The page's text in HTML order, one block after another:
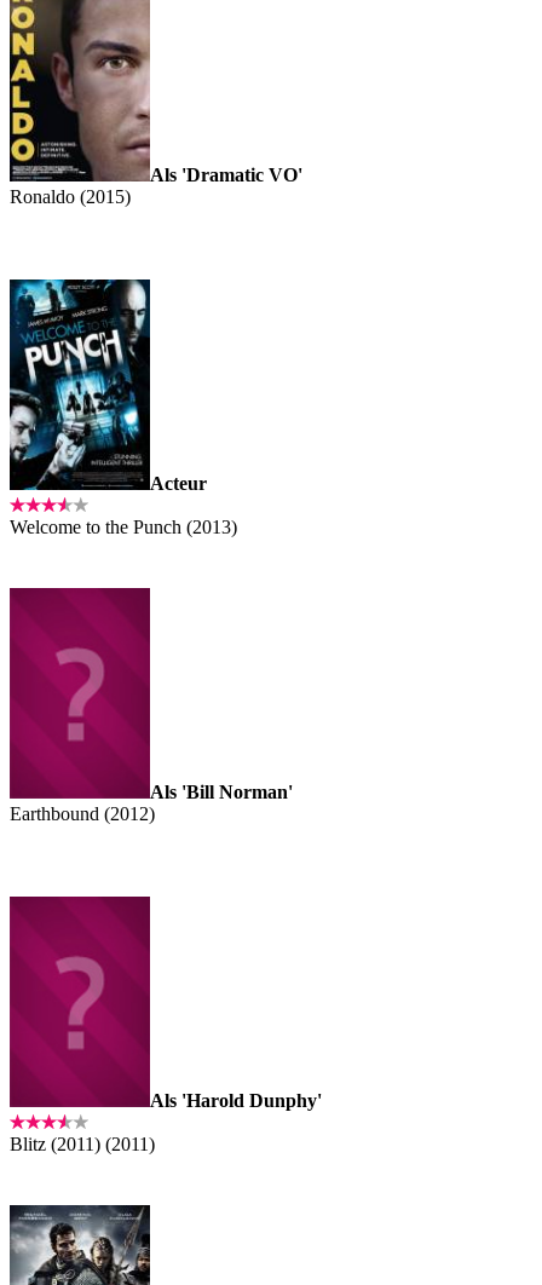
Als 'Dramatic VO'
Ronaldo (2015)
Acteur
Welcome to the Punch (2013)
Als 'Bill Norman'
Earthbound (2012)
Als 'Harold Dunphy'
Blitz (2011) (2011)